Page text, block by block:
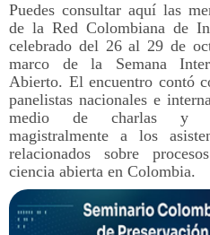
Puedes consultar aquí las
de la Red Colombiana de
celebrado del 26 al 29 de
marco de la Semana
Abierto. El encuentro contó
panelistas nacionales e
medio de charlas y
magistralmente a los
relacionados sobre
ciencia abierta en Colombia.